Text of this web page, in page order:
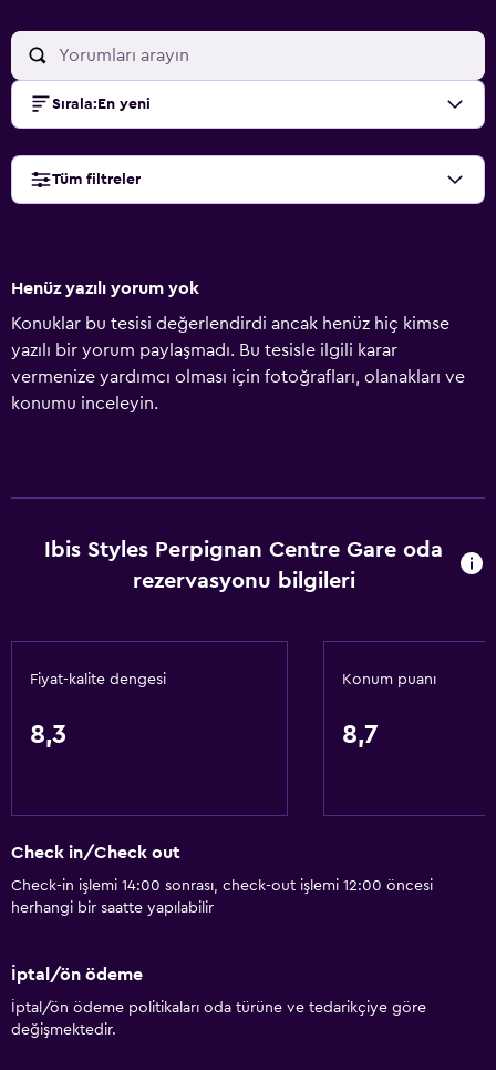
Sırala: En yeni
Tüm filtreler
Henüz yazılı yorum yok
Konuklar bu tesisi değerlendirdi ancak henüz hiç kimse
yazılı bir yorum paylaşmadı. Bu tesisle ilgili karar
vermenize yardımcı olması için fotoğrafları, olanakları ve
konumu inceleyin.
Ibis Styles Perpignan Centre Gare oda
rezervasyonu bilgileri
Fiyat-kalite dengesi
8,3
Konum puanı
8,7
Check in/Check out
Check-in işlemi 14:00 sonrası, check-out işlemi 12:00 öncesi
herhangi bir saatte yapılabilir
İptal/ön ödeme
İptal/ön ödeme politikaları oda türüne ve tedarikçiye göre
değişmektedir.